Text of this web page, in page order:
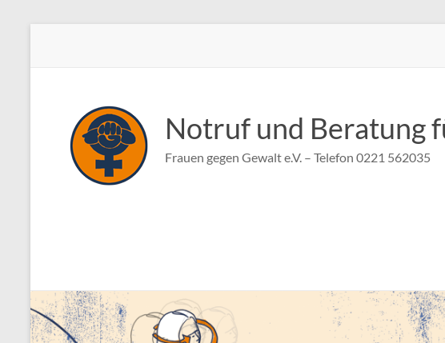
Notruf und Beratung
Frauen gegen Gewalt e.V. – Telefon 0221 562035